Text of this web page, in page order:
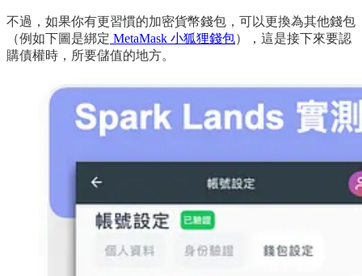
不過，如果你有更習慣的加密貨幣錢包，可以更換為其他錢包
（例如下圖是綁定 MetaMask 小狐狸錢包），這是接下來要認
購債權時，所要儲值的地方。